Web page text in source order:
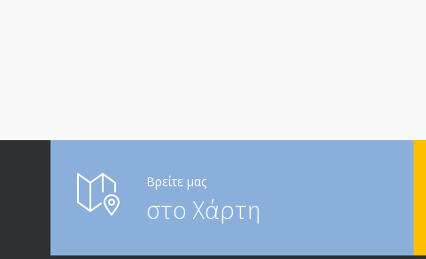
Βρείτε μας
στο Χάρτη